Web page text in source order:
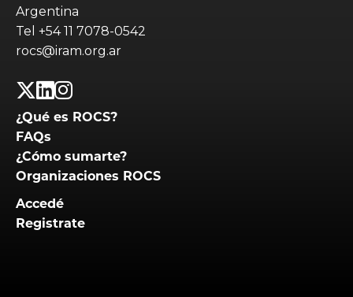
Argentina
Tel +54 11 7078-0542
rocs@iram.org.ar
¿Qué es ROCS?
FAQs
¿Cómo sumarte?
Organizaciones ROCS
Accedé
Registrate